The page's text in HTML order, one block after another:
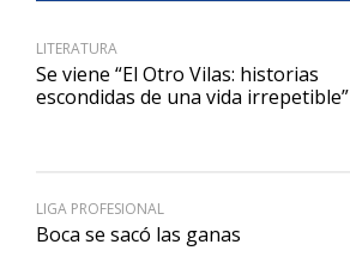
LITERATURA
Se viene “El Otro Vilas: historias
escondidas de una vida irrepetible”
LIGA PROFESIONAL
Boca se sacó las ganas